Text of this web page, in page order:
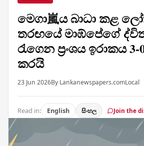
මෙගා嵐ය බාධා කළ
තරඟයේ මාඹ්පේගේ
රැගෙන ප්‍රංශය ඉරාකය
කරයි
23 Jun 2026By Lankanewspapers.comLocal
Read in: English සිංහල Join the